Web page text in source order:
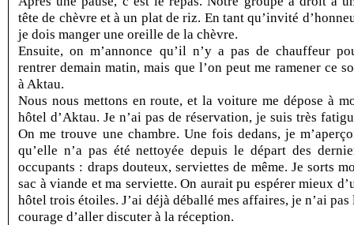
tête de chèvre et à un plat de riz. En tant qu’invité
je dois manger une oreille de la chèvre.
Ensuite, on m’annonce qu’il n’y a pas de chauffeur
rentrer demain matin, mais que l’on peut me ramener ce
à Aktau.
Nous nous mettons en route, et la voiture me dépose à
hôtel d’Aktau. Je n’ai pas de réservation, je suis très
On me trouve une chambre. Une fois dedans, je
qu’elle n’a pas été nettoyée depuis le départ des
occupants : draps douteux, serviettes de même. Je sorts
sac à viande et ma serviette. On aurait pu espérer mieux
hôtel trois étoiles. J’ai déjà déballé mes affaires, je n’ai pas
courage d’aller discuter à la réception.